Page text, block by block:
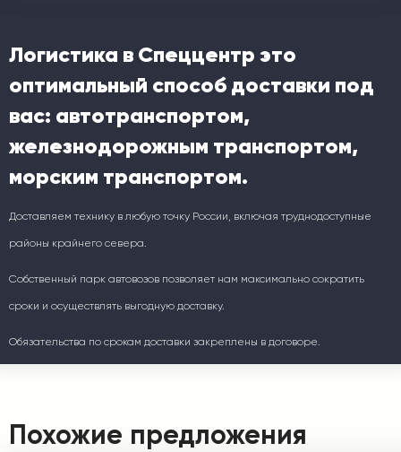
Логистика в Спеццентр это
оптимальный способ доставки под
вас: автотранспортом,
железнодорожным транспортом,
морским транспортом.
Доставляем технику в любую точку России, включая труднодоступные
районы крайнего севера.
Собственный парк автовозов позволяет нам максимально сократить
сроки и осуществлять выгодную доставку.
Обязательства по срокам доставки закреплены в договоре.
Похожие предложения